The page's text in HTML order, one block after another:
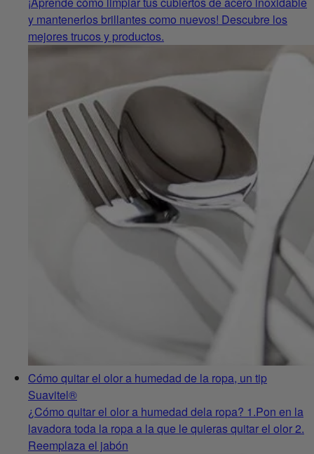
y mantenerlos brillantes como nuevos! Descubre los
mejores trucos y productos.
Cómo quitar el olor a humedad de la ropa, un tip
Suavitel®
¿Cómo quitar el olor a humedad dela ropa? 1.Pon en la
lavadora toda la ropa a la que le quieras quitar el olor 2.
Reemplaza el jabón